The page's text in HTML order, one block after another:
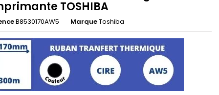
TOSHIBA
B8530170AW5 MarqueToshiba